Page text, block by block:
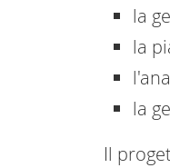
la
la
la
Il